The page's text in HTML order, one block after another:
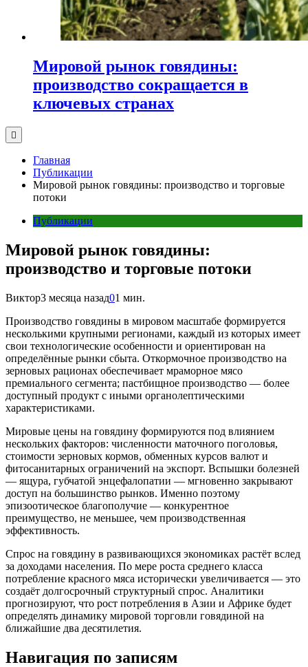
Мировой рынок говядины:
производство сокращается в
ключевых странах
Главная
Публикации
Мировой рынок говядины: производство и торговые
потоки
Публикации
Мировой рынок говядины:
производство и торговые потоки
Виктор3 месяца назад01 мин.
Производство говядины в мировом масштабе формируется
несколькими крупными регионами, каждый из которых имеет
свои технологические особенности и ориентирован на
определённые рынки сбыта. Откормочное производство на
зерновых рационах обеспечивает мраморное мясо
премиального сегмента; пастбищное производство — более
доступный продукт с иными органолептическими
характеристиками.
Мировые цены на говядину формируются под влиянием
нескольких факторов: численности маточного поголовья,
стоимости зерновых кормов, обменных курсов валют и
фитосанитарных ограничений на экспорт. Вспышки болезней
— ящура, губчатой энцефалопатии — мгновенно закрывают
доступ на большинство рынков. Именно поэтому
эпизоотическое благополучие — конкурентное
преимущество, не меньшее, чем производственная
эффективность.
Спрос на говядину в развивающихся экономиках растёт вслед
за доходами населения. По мере роста среднего класса
потребление красного мяса исторически увеличивается — это
создаёт долгосрочный структурный спрос. Аналитики
прогнозируют, что рост потребления в Азии и Африке будет
определять динамику мировой торговли говядиной на
ближайшие два десятилетия.
Навигация по записям